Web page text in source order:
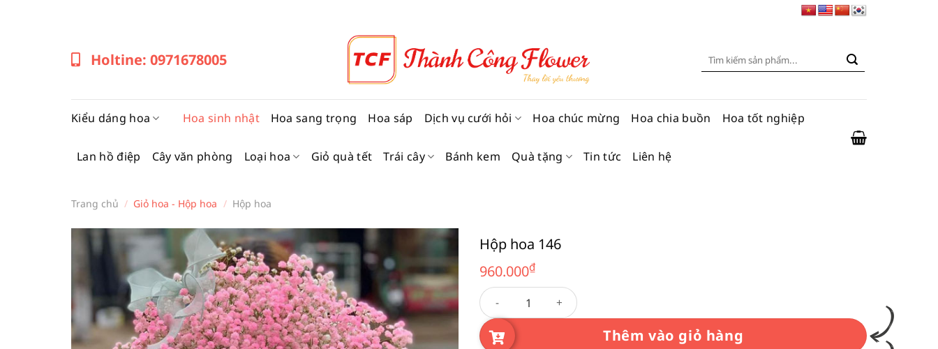
Holtine: 0971678005
Tìm
Kiểu dáng hoa Hoa sinh nhật Hoa sang trọng Hoa sáp Dịch vụ cưới hỏi Hoa chúc mừng Hoa chia buồn Hoa tốt nghiệp
Lan hồ điệp Cây văn phòng Loại hoa Giỏ quà tết Trái cây Bánh kem Quà tặng Tin tức Liên hệ
Trang chủ / Giỏ hoa - Hộp hoa / Hộp hoa
Hộp hoa 146
960.000₫
Hộp hoa 146 số lượng
Thêm vào giỏ hàng